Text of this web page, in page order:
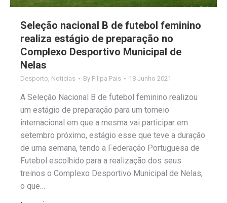
Seleção nacional B de futebol feminino
realiza estágio de preparação no
Complexo Desportivo Municipal de
Nelas
Desporto Notícias By Filipa Pais 18 Junho 2021
A Seleção Nacional B de futebol feminino realizou
um estágio de preparação para um torneio
internacional em que a mesma vai participar em
setembro próximo, estágio esse que teve a duração
de uma semana, tendo a Federação Portuguesa de
Futebol escolhido para a realização dos seus
treinos o Complexo Desportivo Municipal de Nelas,
o que…